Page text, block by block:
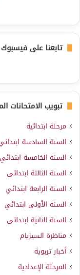
تابعنا على فيسبوك
تبويب الامتحانات
مرحلة ابتدائية
السنة السادسة
السنة الخامسة ابتدائي
السنة الثالثة ابتدائي
السنة الرابعة ابتدائي
السنة الأولى ابتدائي
السنة الثانية ابتدائي
مناظرة السيزيام
أخبار تربوية
المرحلة الإعدادية